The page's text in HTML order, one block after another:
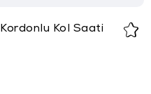
Kol Saati